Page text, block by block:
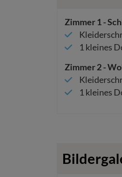
Zimmer1-
1 kleines
Zimmer2-
1 kleines